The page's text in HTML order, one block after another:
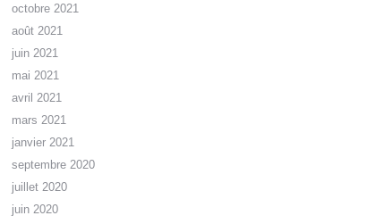
octobre 2021
août 2021
juin 2021
mai 2021
avril 2021
mars 2021
janvier 2021
septembre 2020
juillet 2020
juin 2020